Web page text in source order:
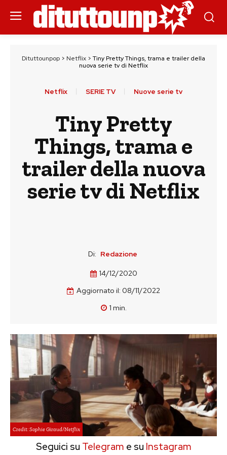
Dituttounpop > Netflix > Tiny Pretty Things, trama e trailer della
nuova serie tv di Netflix
Netflix SERIE TV Nuove serie tv
Tiny Pretty
Things, trama e
trailer della nuova
serie tv di Netflix
Di: Redazione
14/12/2020
Aggiornato il: 08/11/2022
1 min.
Credit: Sophie Giraud/Netflix
Seguici su Telegram e su Instagram